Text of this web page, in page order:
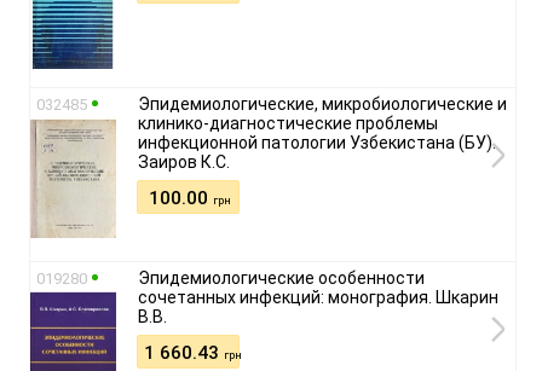
032485
Эпидемиологические, микробиологические и
клинико-диагностические проблемы
инфекционной патологии Узбекистана (БУ).
Заиров К.С.
100.00 грн
019280
Эпидемиологические особенности
сочетанных инфекций: монография. Шкарин
В.В.
1 660.43 грн